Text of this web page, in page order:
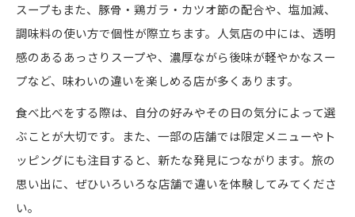
スープもまた、豚骨・鶏ガラ・カツオ節の配合や、塩加減、
調味料の使い方で個性が際立ちます。人気店の中には、透明
感のあるあっさりスープや、濃厚ながら後味が軽やかなスー
プなど、味わいの違いを楽しめる店が多くあります。
食べ比べをする際は、自分の好みやその日の気分によって選
ぶことが大切です。また、一部の店舗では限定メニューやト
ッピングにも注目すると、新たな発見につながります。旅の
思い出に、ぜひいろいろな店舗で違いを体験してみてくださ
い。